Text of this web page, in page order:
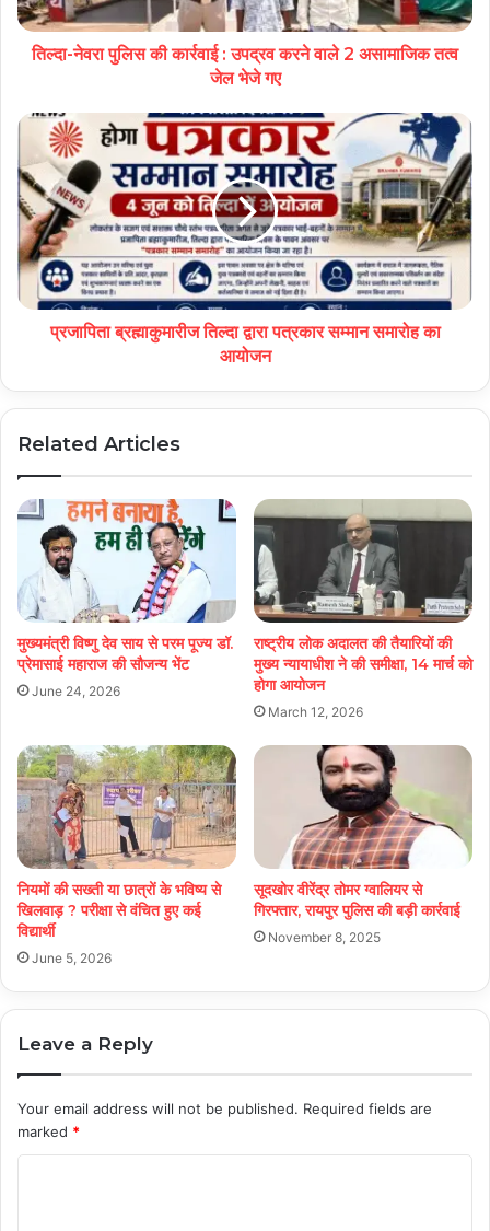
तिल्दा-नेवरा पुलिस की कार्रवाई : उपद्रव करने वाले 2 असामाजिक तत्व
जेल भेजे गए
प्रजापिता ब्रह्माकुमारीज तिल्दा द्वारा पत्रकार सम्मान समारोह का
आयोजन
Related Articles
मुख्यमंत्री विष्णु देव साय से परम पूज्य डॉ.
प्रेमासाई महाराज की सौजन्य भेंट
June 24, 2026
राष्ट्रीय लोक अदालत की तैयारियों की
मुख्य न्यायाधीश ने की समीक्षा, 14 मार्च को
होगा आयोजन
March 12, 2026
नियमों की सख्ती या छात्रों के भविष्य से
खिलवाड़ ? परीक्षा से वंचित हुए कई
विद्यार्थी
June 5, 2026
सूदखोर वीरेंद्र तोमर ग्वालियर से
गिरफ्तार, रायपुर पुलिस की बड़ी कार्रवाई
November 8, 2025
Leave a Reply
Your email address will not be published. Required fields are
marked *